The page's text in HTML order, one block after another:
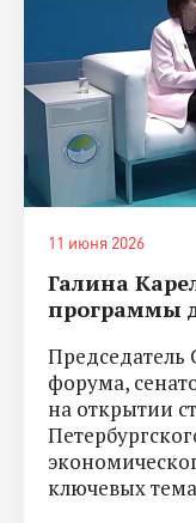
11 июня 2026
Галина
программы
Председатель
форума,
на открытии
ключевых